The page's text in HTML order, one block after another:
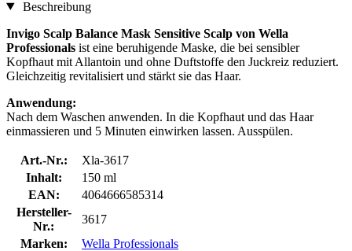
Beschreibung
Invigo Scalp Balance Mask Sensitive Scalp von Wella
Professionals ist eine beruhigende Maske, die bei sensibler
Kopfhaut mit Allantoin und ohne Duftstoffe den Juckreiz reduziert.
Gleichzeitig revitalisiert und stärkt sie das Haar.
Anwendung:
Nach dem Waschen anwenden. In die Kopfhaut und das Haar
einmassieren und 5 Minuten einwirken lassen. Ausspülen.
Art.-Nr.:
Xla-3617
Inhalt:
150 ml
EAN:
4064666585314
Hersteller-
Nr.:
3617
Marken:
Wella Professionals